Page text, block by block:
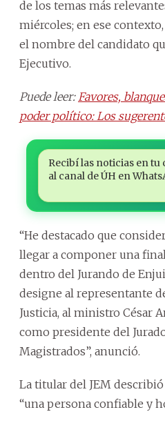
de los temas más
miércoles; en ese
el nombre del candidato
Ejecutivo.
Puede leer: Favores,
poder político: Los
Recibí las noticias en tu
al canal de ÚH en
“He destacado que
llegar a componer una
dentro del Jurando de
designe al representante
Justicia, al ministro César
como presidente del
Magistrados”, anunció.
La titular del JEM
“una persona confiable y